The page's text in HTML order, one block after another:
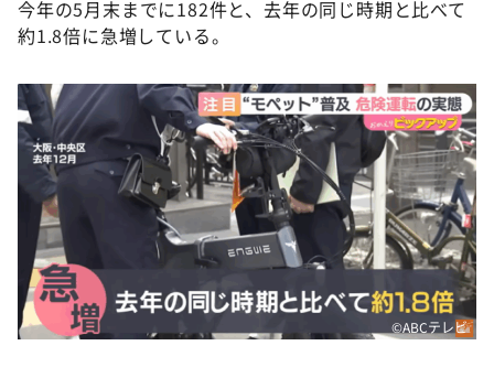
今年の5月末までに182件と、去年の同じ時期と比べて
約1.8倍に急増している。
©ABCテレビ